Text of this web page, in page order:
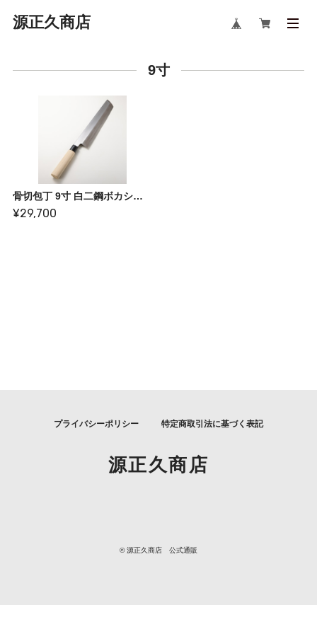
源正久商店
9寸
骨切包丁 9寸 白二鋼ボカシ研ぎ
¥29,700
プライバシーポリシー 特定商取引法に基づく表記
源正久商店
© 源正久商店 公式通販